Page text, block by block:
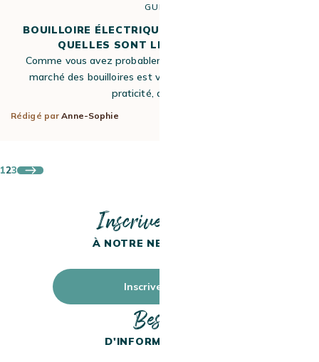
GUIDE
BOUILLOIRE ÉLECTRIQUE VS TRADITIONNELLE :
QUELLES SONT LES DIFFÉRENCES ?
Comme vous avez probablement déjà pu le constater, le
marché des bouilloires est vaste ! Entre fonctionnalités,
praticité, design et…
Rédigé parAnne-Sophie
123
Inscrivez-vous
À NOTRE NEWSLETTER
Inscrivez-vous
Besoin
D'INFORMATIONS ?